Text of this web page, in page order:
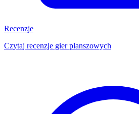
Recenzje
Czytaj recenzje gier planszowych